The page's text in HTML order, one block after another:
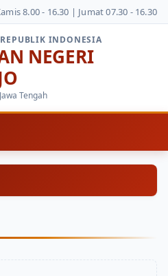
8.00 - 16.30 | Jumat 07.30 - 16.30
INDONESIA
NEGERI
Tengah